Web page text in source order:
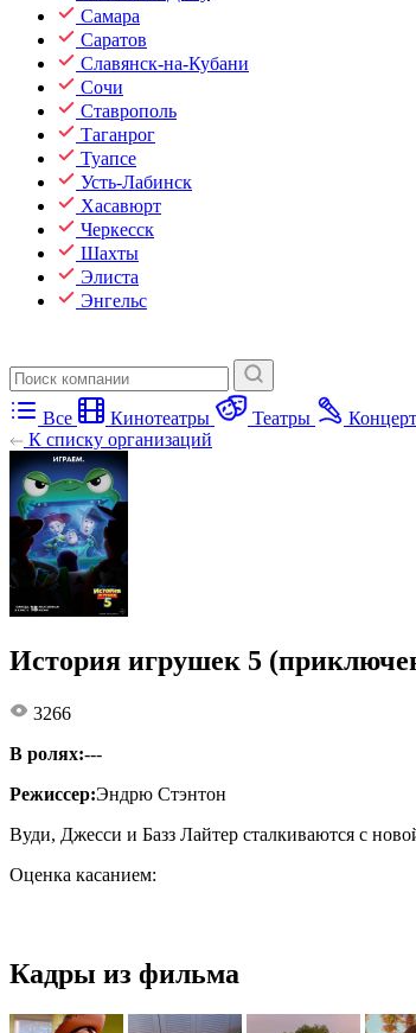
Самара
Саратов
Славянск-на-Кубани
Сочи
Ставрополь
Таганрог
Туапсе
Усть-Лабинск
Хасавюрт
Черкесск
Шахты
Элиста
Энгельс
Все Кинотеатры Театры
К списку организаций
История игрушек 5
3266
В ролях:---
Режиссер:Эндрю Стэнтон
Вуди, Джесси и Базз Лайтер сталкиваются с
Оценка касанием:
Кадры из фильма